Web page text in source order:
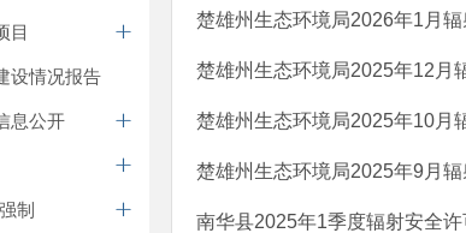
目
设情况报告
息公开
制
楚雄州生态环境局2026年1月
楚雄州生态环境局2025年12月
楚雄州生态环境局2025年10月
楚雄州生态环境局2025年9月
南华县2025年1季度辐射安全